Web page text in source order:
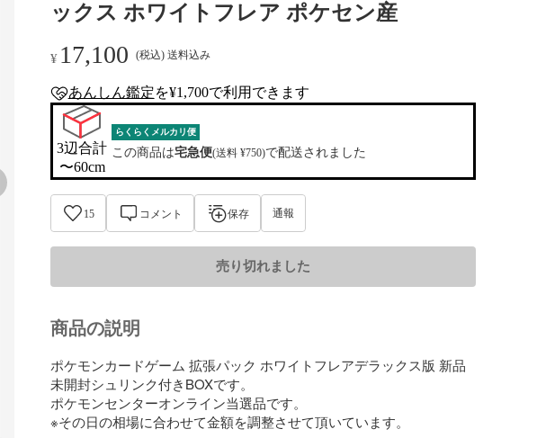
ックス ホワイトフレア ポケセン産
¥ 17,100 (税込) 送料込み
anshin-appraisal-tag
あんしん鑑定を¥1,700で利用できます
3辺合計
〜60cm
らくらくメルカリ便
この商品は宅急便(送料 ¥750)で配送されました
15 コメント 保存 通報
売り切れました
商品の説明
ポケモンカードゲーム 拡張パック ホワイトフレアデラックス版 新品
未開封シュリンク付きBOXです。
ポケモンセンターオンライン当選品です。
※その日の相場に合わせて金額を調整させて頂いています。